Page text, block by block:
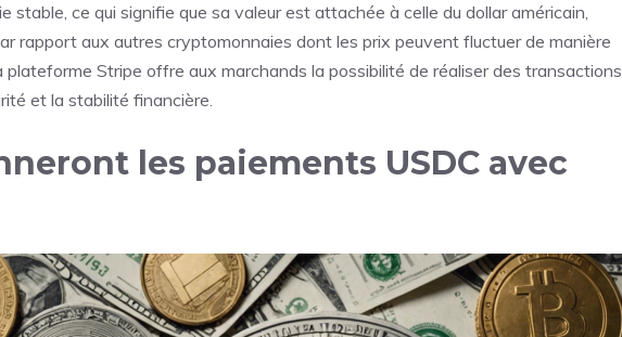
stable, ce qui signifie que sa valeur est attachée à celle du dollar américain,
rapport aux autres cryptomonnaies dont les prix peuvent fluctuer de manière
plateforme Stripe offre aux marchands la possibilité de réaliser des transactions
et la stabilité financière.
les paiements USDC avec